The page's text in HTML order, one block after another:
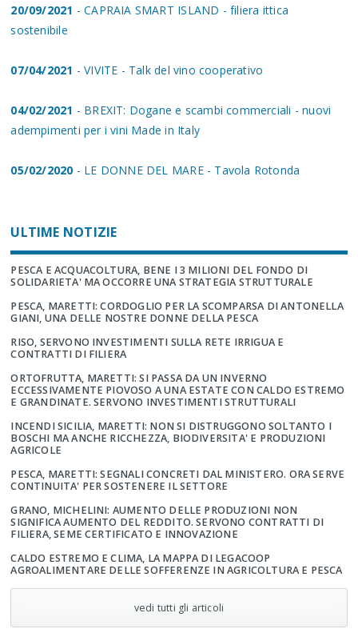
20/09/2021 - CAPRAIA SMART ISLAND - filiera ittica
sostenibile
07/04/2021 - VIVITE - Talk del vino cooperativo
04/02/2021 - BREXIT: Dogane e scambi commerciali - nuovi
adempimenti per i vini Made in Italy
05/02/2020 - LE DONNE DEL MARE - Tavola Rotonda
ULTIME NOTIZIE
PESCA E ACQUACOLTURA, BENE I 3 MILIONI DEL FONDO DI
SOLIDARIETA' MA OCCORRE UNA STRATEGIA STRUTTURALE
PESCA, MARETTI: CORDOGLIO PER LA SCOMPARSA DI ANTONELLA
GIANI, UNA DELLE NOSTRE DONNE DELLA PESCA
RISO, SERVONO INVESTIMENTI SULLA RETE IRRIGUA E
CONTRATTI DI FILIERA
ORTOFRUTTA, MARETTI: SI PASSA DA UN INVERNO
ECCESSIVAMENTE PIOVOSO A UNA ESTATE CON CALDO ESTREMO
E GRANDINATE. SERVONO INVESTIMENTI STRUTTURALI
INCENDI SICILIA, MARETTI: NON SI DISTRUGGONO SOLTANTO I
BOSCHI MA ANCHE RICCHEZZA, BIODIVERSITA' E PRODUZIONI
AGRICOLE
PESCA, MARETTI: SEGNALI CONCRETI DAL MINISTERO. ORA SERVE
CONTINUITA' PER SOSTENERE IL SETTORE
GRANO, MICHELINI: AUMENTO DELLE PRODUZIONI NON
SIGNIFICA AUMENTO DEL REDDITO. SERVONO CONTRATTI DI
FILIERA, SEME CERTIFICATO E INNOVAZIONE
CALDO ESTREMO E CLIMA, LA MAPPA DI LEGACOOP
AGROALIMENTARE DELLE SOFFERENZE IN AGRICOLTURA E PESCA
vedi tutti gli articoli